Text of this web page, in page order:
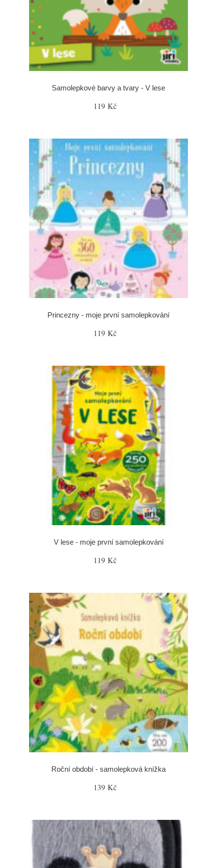
Samolepkové barvy a tvary - V lese
119 Kč
Princezny - moje první samolepkování
119 Kč
V lese - moje první samolepkování
119 Kč
Roční období - samolepková knížka
139 Kč